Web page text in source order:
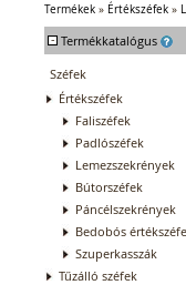
Termékek » Értékszéfek »
- Termékkatalógus
Széfek
Értékszéfek
Faliszéfek
Padlószéfek
Lemezszekrények
Bútorszéfek
Páncélszekrények
Bedobós
Szuperkasszák
Tűzálló széfek